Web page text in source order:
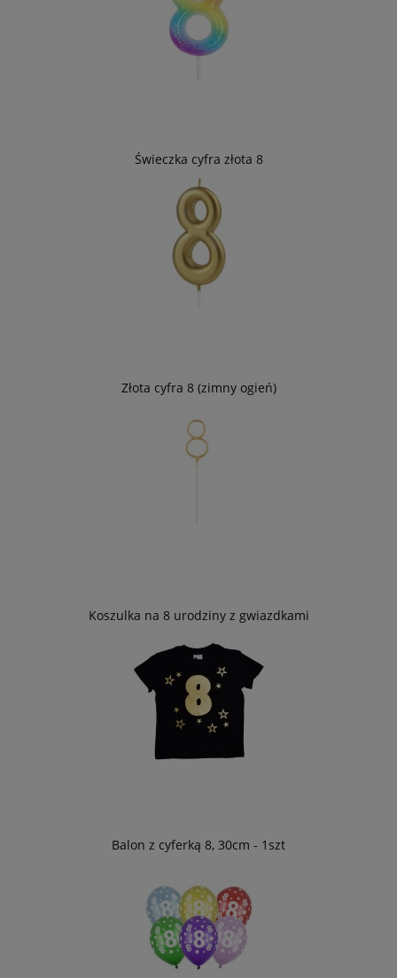
Świeczka cyfra złota 8
Złota cyfra 8 (zimny ogień)
Koszulka na 8 urodziny z gwiazdkami
Balon z cyferką 8, 30cm - 1szt